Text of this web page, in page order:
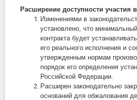
Расширение доступности участия в
Изменениями в
установлено, что
контракта будет
его реального исполнения и
утвержденным нормам
порядок его определения
Российской Федерации.
Расширен законодательно
оснований для обжалования